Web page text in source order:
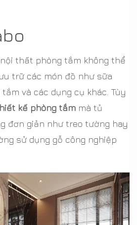
thất phòng tắm không thể
trữ các món đồ như sữa
và các dụng cụ khác. Tùy
kế phòng tắm mà tủ
đơn giản như treo tường hay
sử dụng gỗ công nghiệp